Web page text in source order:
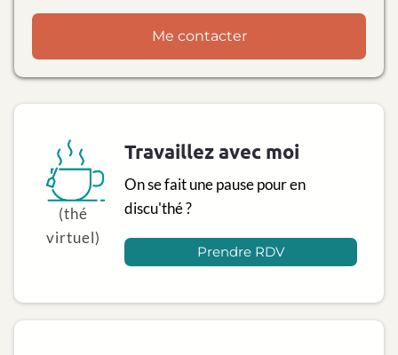
Me contacter
(thé
virtuel)
Travaillez avec moi
On se fait une pause pour en
discu'thé ?
Prendre RDV